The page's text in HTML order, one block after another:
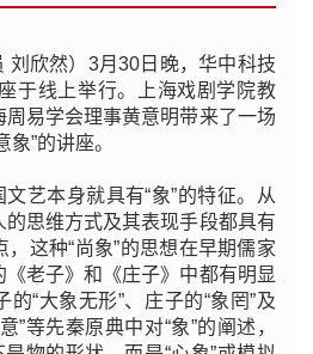
刘欣然）3月30日晚，华中科技
于线上举行。上海戏剧学院教
易学会理事黄意明带来了一场
”的讲座。
艺本身就具有“象”的特征。从
思维方式及其表现手段都具有
这种“尚象”的思想在早期儒家
老子》和《庄子》中都有明显
“大象无形”、庄子的“象罔”及
”等先秦原典中对“象”的阐述，